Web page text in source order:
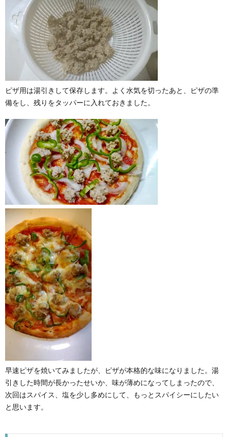
ピザ用は湯引きして保存します。よく水気を切ったあと、ピザの準
備をし、残りをタッパーに入れておきました。
早速ピザを焼いてみましたが、ピザが本格的な味になりました。湯
引きした時間が長かったせいか、味が薄めになってしまったので、
次回はスパイス、塩を少し多めにして、もっとスパイシーにしたい
と思います。